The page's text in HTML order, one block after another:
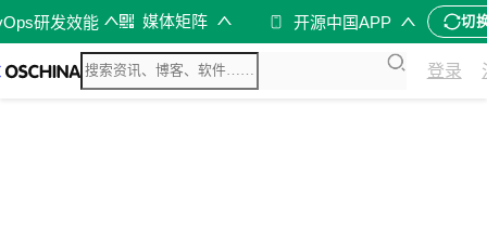
研发效能 媒体矩阵 开源中国APP 切
登录